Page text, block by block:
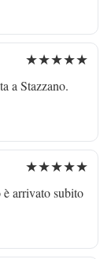
★★★★★
a Stazzano.
★★★★★
arrivato subito